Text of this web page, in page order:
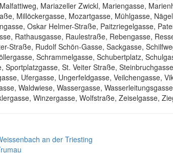
Mariazeller Zwickl, Mariengasse,
Millöckergasse, Mozartgasse, Mühlgasse,
Oskar Helmer-Straße, Paitzriegelgasse,
Rathausgasse, Raulestraße, Rebengasse,
Straße, Rudolf Schön-Gasse, Sackgasse,
Schrammelgasse, Schubertplatz,
Sportplatzgasse, St. Veiter Straße,
Ufergasse, Ungerfeldgasse, Veilchengasse,
Waldwiese, Wassergasse,
Winzergasse, Wolfstraße, Zeiselgasse,
an der Triesting